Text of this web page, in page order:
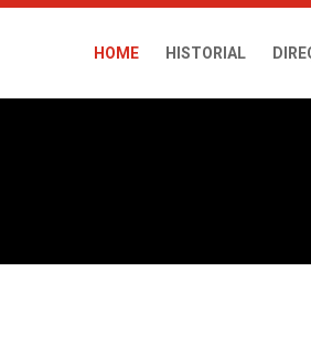
HOME HISTORIAL